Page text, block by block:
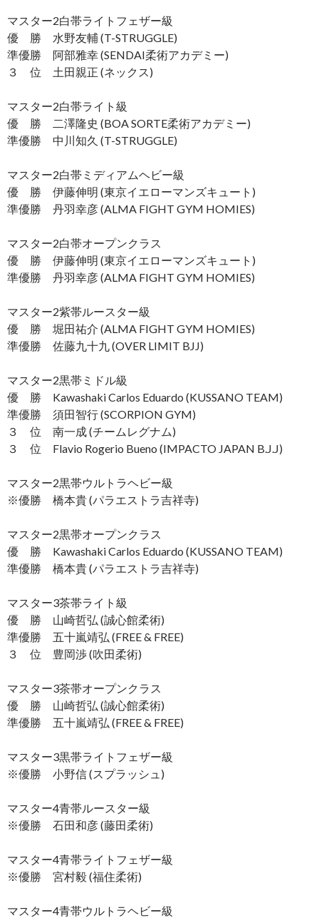
マスター2白帯ライトフェザー級
優 勝 水野友輔 (T-STRUGGLE)
準優勝 阿部雅幸 (SENDAI柔術アカデミー)
３ 位 土田親正 (ネックス)
マスター2白帯ライト級
優 勝 二澤隆史 (BOA SORTE柔術アカデミー)
準優勝 中川知久 (T-STRUGGLE)
マスター2白帯ミディアムヘビー級
優 勝 伊藤伸明 (東京イエローマンズキュート)
準優勝 丹羽幸彦 (ALMA FIGHT GYM HOMIES)
マスター2白帯オープンクラス
優 勝 伊藤伸明 (東京イエローマンズキュート)
準優勝 丹羽幸彦 (ALMA FIGHT GYM HOMIES)
マスター2紫帯ルースター級
優 勝 堀田祐介 (ALMA FIGHT GYM HOMIES)
準優勝 佐藤九十九 (OVER LIMIT BJJ)
マスター2黒帯ミドル級
優 勝 Kawashaki Carlos Eduardo (KUSSANO TEAM)
準優勝 須田智行 (SCORPION GYM)
３ 位 南一成 (チームレグナム)
３ 位 Flavio Rogerio Bueno (IMPACTO JAPAN B.J.J)
マスター2黒帯ウルトラヘビー級
※優勝 橋本貴 (パラエストラ吉祥寺)
マスター2黒帯オープンクラス
優 勝 Kawashaki Carlos Eduardo (KUSSANO TEAM)
準優勝 橋本貴 (パラエストラ吉祥寺)
マスター3茶帯ライト級
優 勝 山崎哲弘 (誠心館柔術)
準優勝 五十嵐靖弘 (FREE & FREE)
３ 位 豊岡渉 (吹田柔術)
マスター3茶帯オープンクラス
優 勝 山崎哲弘 (誠心館柔術)
準優勝 五十嵐靖弘 (FREE & FREE)
マスター3黒帯ライトフェザー級
※優勝 小野信 (スプラッシュ)
マスター4青帯ルースター級
※優勝 石田和彦 (藤田柔術)
マスター4青帯ライトフェザー級
※優勝 宮村毅 (福住柔術)
マスター4青帯ウルトラヘビー級